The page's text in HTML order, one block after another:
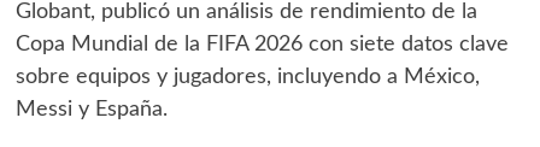
Globant, publicó un análisis de rendimiento de la
Copa Mundial de la FIFA 2026 con siete datos clave
sobre equipos y jugadores, incluyendo a México,
Messi y España.